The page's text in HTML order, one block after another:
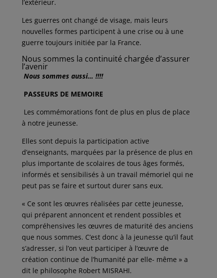
l’extérieur.
Les guerres ont changé de visage, mais leurs
nouvelles formes participent à une crise ou à une
guerre toujours initiée par la France.
Nous sommes la continuité chargée d’assurer
l’avenir
Nous sommes aussi… !!!!
PASSEURS DE MEMOIRE
Les commémorations font de plus en plus de place
à notre jeunesse.
Elles sont depuis la participation active
d’enseignants, marquées par la présence de plus en
plus importante de scolaires de tous âges formés,
informés et sensibilisés à un travail mémoriel qui ne
peut pas se faire et surtout durer sans eux.
« Ce sont les œuvres réalisées par cette jeunesse,
qui préparent annoncent et rendent possibles et
compréhensives les œuvres de maturité des anciens
que nous sommes. C’est donc à la jeunesse qu’il faut
s’adresser, si l’on veut participer à l’œuvre de
création continue de l’humanité par elle- même » a
dit le philosophe Robert MISRAHI.